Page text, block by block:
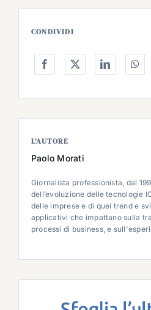
CONDIVIDI
L’AUTORE
Paolo Morati
Giornalista professionista, dal
dell’evoluzione delle tecnologie
delle imprese e di quei trend e
applicativi che impattano sulla
processi di business, e